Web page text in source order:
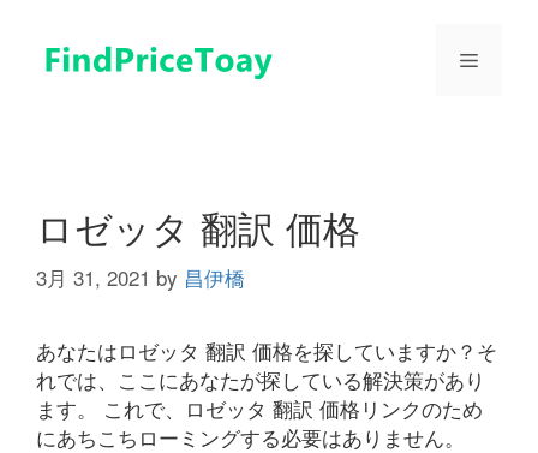
メ
ロゼッタ 翻訳 価格
3月 31, 2021 by 昌伊橋
あなたはロゼッタ 翻訳 価格を探していますか？そ
れでは、ここにあなたが探している解決策があり
ます。 これで、ロゼッタ 翻訳 価格リンクのため
にあちこちローミングする必要はありません。